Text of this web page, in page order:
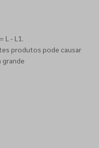
L - L1.
produtos pode causar
grande